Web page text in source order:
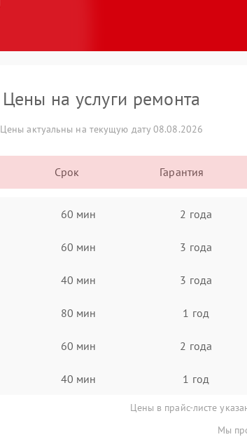
Цены на услуги ремонта
Цены актуальны на текущую дату 08.08.2026
Срок Гарантия
60 мин 2 года
60 мин 3 года
40 мин 3 года
80 мин 1 год
60 мин 2 года
40 мин 1 год
Цены в прайс-листе
Мы